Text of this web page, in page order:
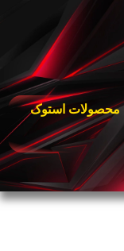
محصولات استوک